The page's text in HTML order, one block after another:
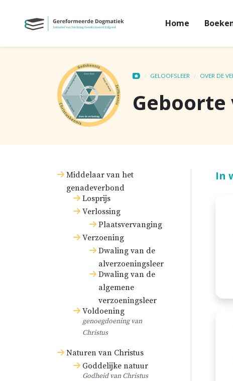
Home
GELOOFSLEER OVER DE
Middelaar van het
genadeverbond
Losprijs
Verlossing
Plaatsvervanging
Verzoening
Dwaling van de
alverzoeningsleer
Dwaling van de
algemene
verzoeningsleer
Voldoening
genoegdoening van
Christus
Naturen van Christus
Goddelijke natuur
Godheid van Christus
In